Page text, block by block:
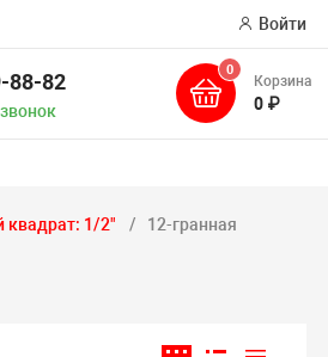
Войти
88-82 0
Корзина
0 ₽
квадрат: 1/2" 12-гранная